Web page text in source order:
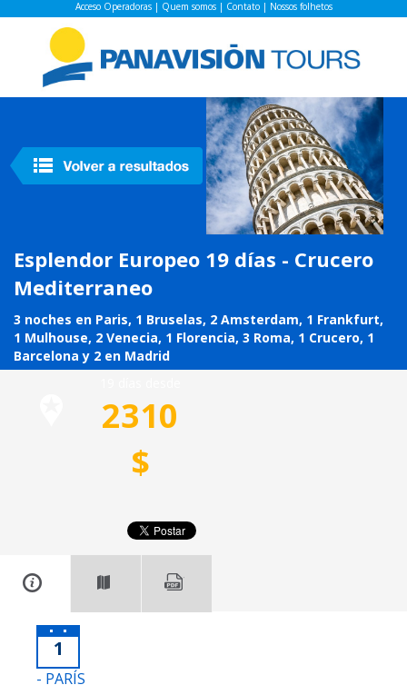
Acceso Operadoras| Quem somos| Contato| Nossos folhetos
Esplendor Europeo 19 días - Crucero
Mediterraneo
3 noches en Paris, 1 Bruselas, 2 Amsterdam, 1 Frankfurt,
1 Mulhouse, 2 Venecia, 1 Florencia, 3 Roma, 1 Crucero, 1
Barcelona y 2 en Madrid
2310
$
1
- PARÍS